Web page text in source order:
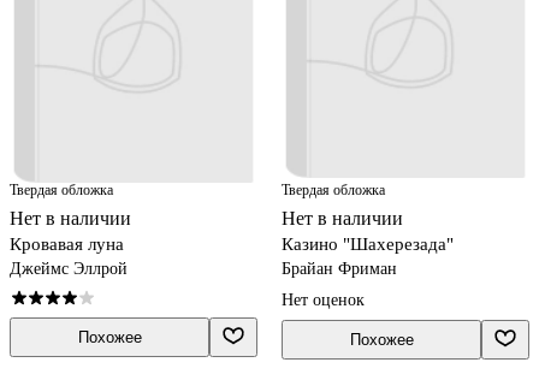
Твердая обложка
Нет в наличии
Кровавая луна
Джеймс Эллрой
Похожее
Твердая обложка
Нет в наличии
Казино "Шахерезада"
Брайан Фриман
Нет оценок
Похожее